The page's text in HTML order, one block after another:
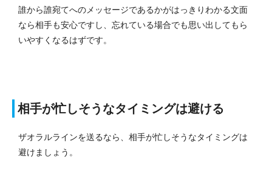
誰から誰宛てへのメッセージであるかがはっきりわかる文面
なら相手も安心ですし、忘れている場合でも思い出してもら
いやすくなるはずです。
相手が忙しそうなタイミングは避ける
ザオラルラインを送るなら、相手が忙しそうなタイミングは
避けましょう。